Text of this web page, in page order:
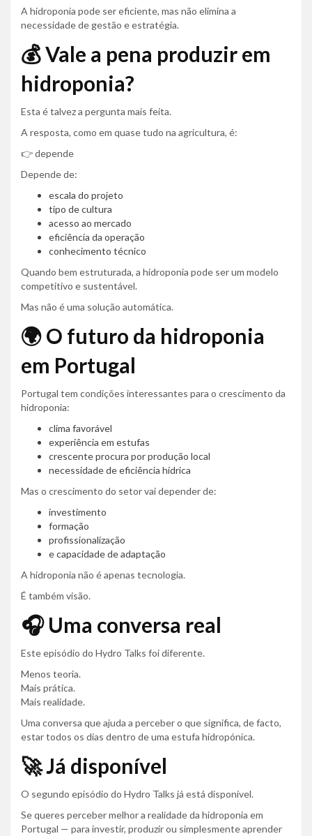
A hidroponia pode ser eficiente, mas não elimina a
necessidade de gestão e estratégia.
💰 Vale a pena produzir em
hidroponia?
Esta é talvez a pergunta mais feita.
A resposta, como em quase tudo na agricultura, é:
👉 depende
Depende de:
escala do projeto
tipo de cultura
acesso ao mercado
eficiência da operação
conhecimento técnico
Quando bem estruturada, a hidroponia pode ser um modelo
competitivo e sustentável.
Mas não é uma solução automática.
🌍 O futuro da hidroponia
em Portugal
Portugal tem condições interessantes para o crescimento da
hidroponia:
clima favorável
experiência em estufas
crescente procura por produção local
necessidade de eficiência hídrica
Mas o crescimento do setor vai depender de:
investimento
formação
profissionalização
e capacidade de adaptação
A hidroponia não é apenas tecnologia.
É também visão.
🎧 Uma conversa real
Este episódio do Hydro Talks foi diferente.
Menos teoria.
Mais prática.
Mais realidade.
Uma conversa que ajuda a perceber o que significa, de facto,
estar todos os dias dentro de uma estufa hidropónica.
🚀 Já disponível
O segundo episódio do Hydro Talks já está disponível.
Se queres perceber melhor a realidade da hidroponia em
Portugal — para investir, produzir ou simplesmente aprender